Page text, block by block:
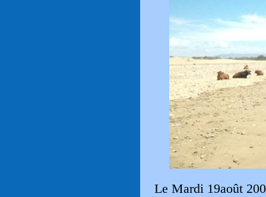
Le Mardi 19août